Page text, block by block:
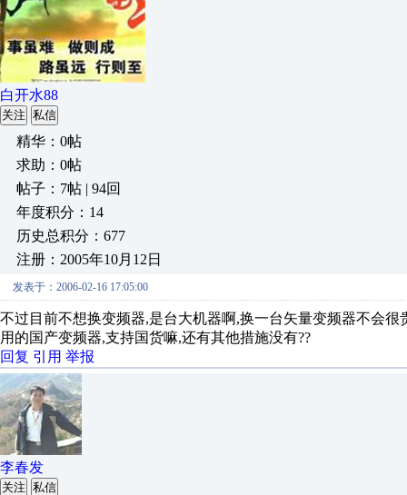
白开水88
关注 私信
精华：0帖
求助：0帖
帖子：7帖 | 94回
年度积分：14
历史总积分：677
注册：2005年10月12日
发表于：2006-02-16 17:05:00
不过目前不想换变频器,是台大机器啊,换一台矢量变频器不会很
用的国产变频器,支持国货嘛,还有其他措施没有??
回复 引用 举报
李春发
关注 私信